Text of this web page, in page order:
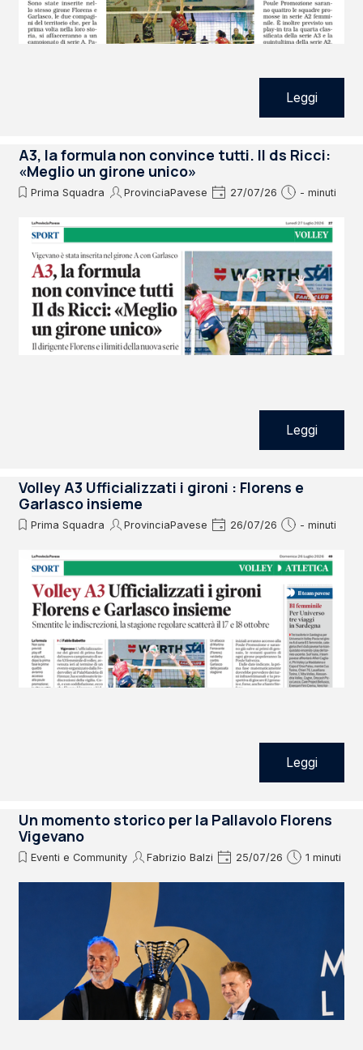
Leggi
A3, la formula non convince tutti. Il ds Ricci:
«Meglio un girone unico»
Prima Squadra ProvinciaPavese 27/07/26 - minuti
Leggi
Volley A3 Ufficializzati i gironi : Florens e
Garlasco insieme
Prima Squadra ProvinciaPavese 26/07/26 - minuti
Leggi
Un momento storico per la Pallavolo Florens
Vigevano
Eventi e Community Fabrizio Balzi 25/07/26 1 minuti